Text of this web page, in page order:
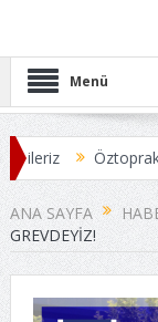
Menü
Öztoprak-
ANA SAYFA
GREVDEYİZ!